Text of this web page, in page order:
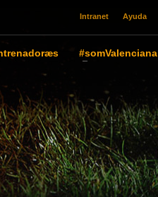
Intranet Ayuda
#somValenciana